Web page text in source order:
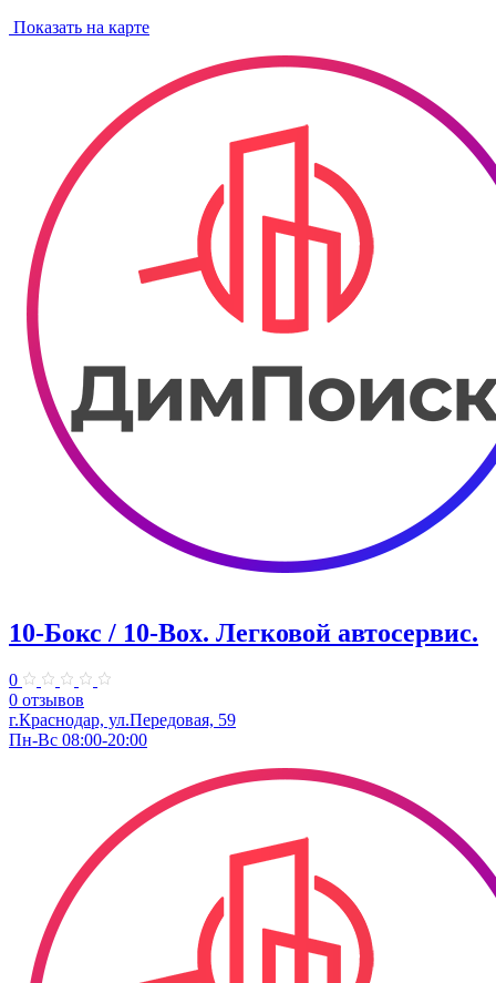
Показать на карте
10-Бокс / 10-Box. ​Легковой автосервис.
0
0 отзывов
г.Краснодар, ул.Передовая, 59
Пн-Вс 08:00-20:00